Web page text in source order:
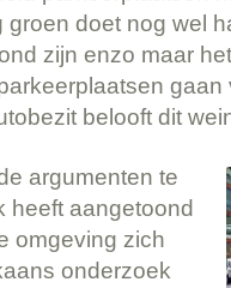
doet nog wel
zijn enzo maar
gaan
belooft dit
argumenten te
heeft aangetoond
omgeving zich
onderzoek